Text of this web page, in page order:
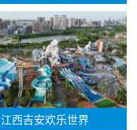
江西吉安欢乐世界